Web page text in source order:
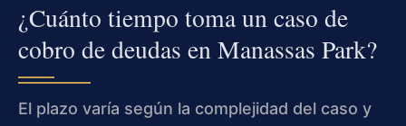
¿Cuánto tiempo toma un caso de
cobro de deudas en Manassas Park?
El plazo varía según la complejidad del caso y